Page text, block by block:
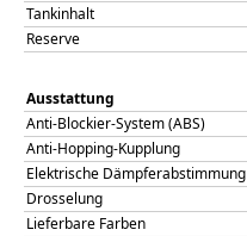
Tankinhalt
Reserve
Ausstattung
Anti-Blockier-System (ABS)
Anti-Hopping-Kupplung
Elektrische Dämpferabstimmung
Drosselung
Lieferbare Farben